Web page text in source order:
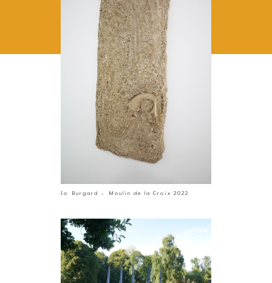
Io Burgard – Moulin de la Croix 2022